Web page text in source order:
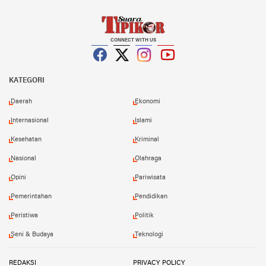
CONNECT WITH US
KATEGORI
Daerah Ekonomi
Internasional Islami
Kesehatan Kriminal
Nasional Olahraga
Opini Pariwisata
Pemerintahan Pendidikan
Peristiwa Politik
Seni & Budaya Teknologi
REDAKSI PRIVACY POLICY